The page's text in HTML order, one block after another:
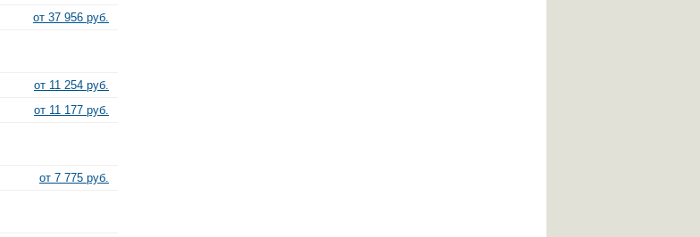
от 37 956 руб.
от 11 254 руб.
от 11 177 руб.
от 7 775 руб.